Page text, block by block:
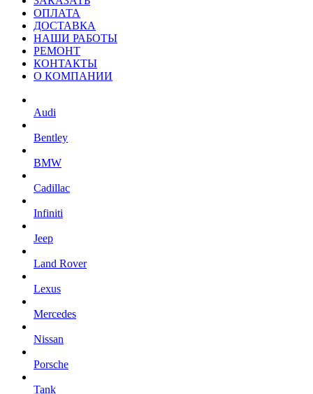
ОПЛАТА
ДОСТАВКА
НАШИ РАБОТЫ
РЕМОНТ
КОНТАКТЫ
О КОМПАНИИ
Audi
Bentley
BMW
Cadillac
Infiniti
Jeep
Land Rover
Lexus
Mercedes
Nissan
Porsche
Tank